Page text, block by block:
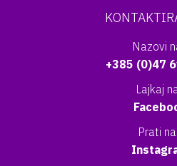
Nazovi
+385 (0)47
Lajkaj
Prati